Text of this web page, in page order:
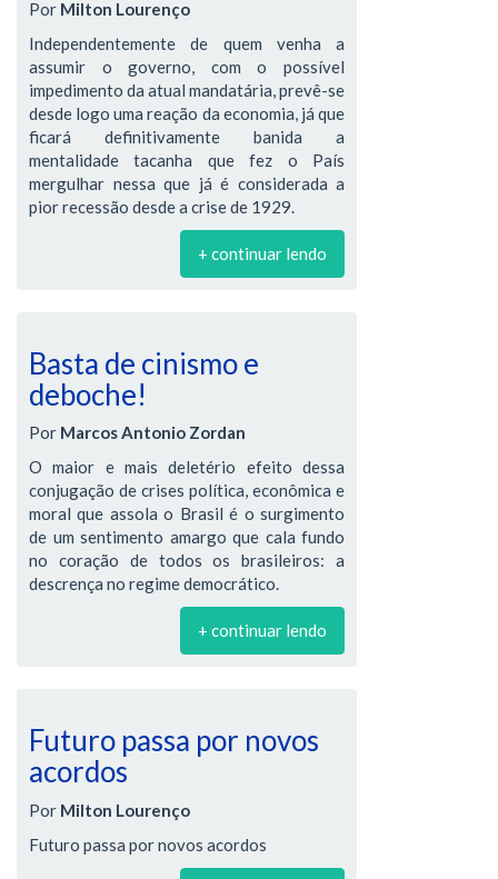
Por Milton Lourenço
Independentemente de quem venha a
assumir o governo, com o possível
impedimento da atual mandatária, prevê-se
desde logo uma reação da economia, já que
ficará definitivamente banida a
mentalidade tacanha que fez o País
mergulhar nessa que já é considerada a
pior recessão desde a crise de 1929.
+ continuar lendo
Basta de cinismo e
deboche!
Por Marcos Antonio Zordan
O maior e mais deletério efeito dessa
conjugação de crises política, econômica e
moral que assola o Brasil é o surgimento
de um sentimento amargo que cala fundo
no coração de todos os brasileiros: a
descrença no regime democrático.
+ continuar lendo
Futuro passa por novos
acordos
Por Milton Lourenço
Futuro passa por novos acordos